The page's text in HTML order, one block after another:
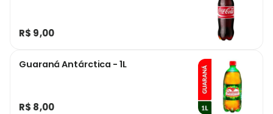
R$ 9,00
Guaraná Antárctica - 1L
R$ 8,00